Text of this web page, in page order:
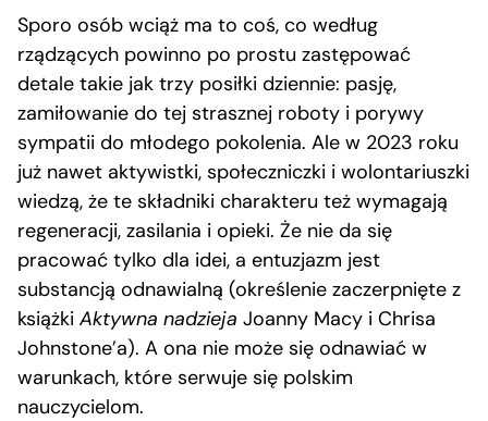
Sporo osób wciąż ma to coś, co według
rządzących powinno po prostu zastępować
detale takie jak trzy posiłki dziennie: pasję,
zamiłowanie do tej strasznej roboty i porywy
sympatii do młodego pokolenia. Ale w 2023 roku
już nawet aktywistki, społeczniczki i wolontariuszki
wiedzą, że te składniki charakteru też wymagają
regeneracji, zasilania i opieki. Że nie da się
pracować tylko dla idei, a entuzjazm jest
substancją odnawialną (określenie zaczerpnięte z
książki Aktywna nadzieja Joanny Macy i Chrisa
Johnstone’a). A ona nie może się odnawiać w
warunkach, które serwuje się polskim
nauczycielom.